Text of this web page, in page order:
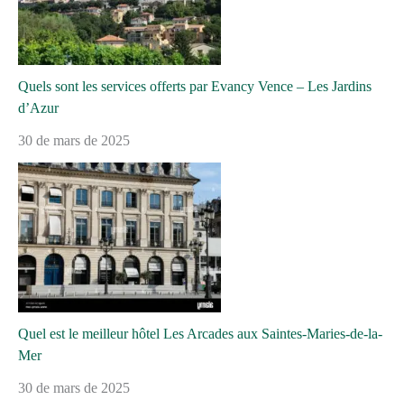
Quels sont les services offerts par Evancy Vence – Les Jardins
d’Azur
30 de mars de 2025
Quel est le meilleur hôtel Les Arcades aux Saintes-Maries-de-la-
Mer
30 de mars de 2025